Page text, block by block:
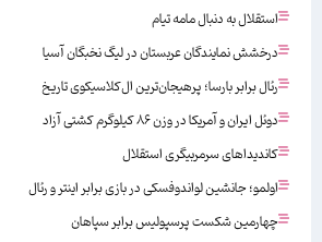
استقلال به دنبال مامه تیام
درخشش نمایندگان عربستان در لیگ نخبگان آسیا
رئال برابر بارسا؛ پرهیجان‌‌ترین ال‌کلاسیکوی تاریخ
دوئل ایران و آمریکا در وزن ۸۶ کیلوگرم کشتی آزاد
کاندیداهای سرمربیگری استقلال
اولمو؛ جانشین لواندوفسکی در بازی برابر اینتر و رئال
چهارمین شکست پرسپولیس برابر سپاهان